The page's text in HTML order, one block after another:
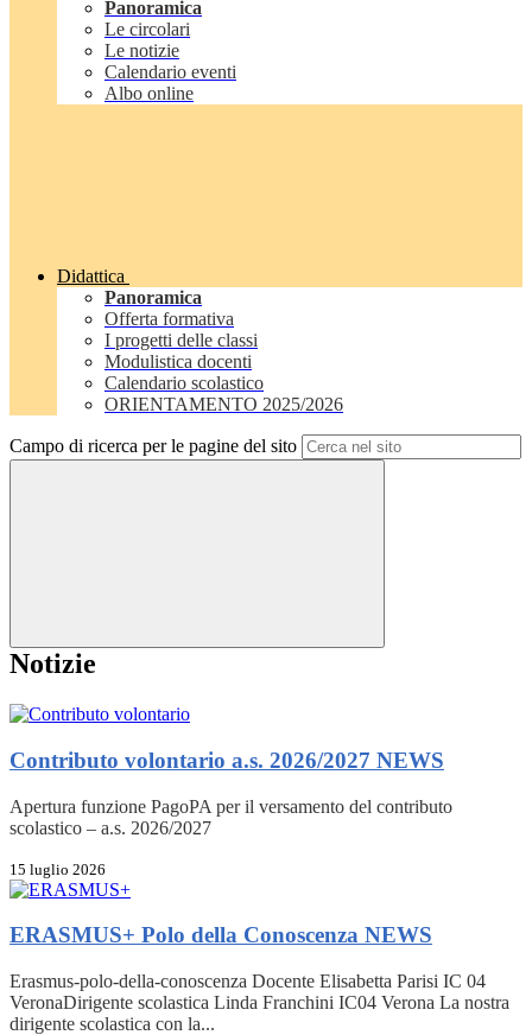
Panoramica
Le circolari
Le notizie
Calendario eventi
Albo online
Didattica
Panoramica
Offerta formativa
I progetti delle classi
Modulistica docenti
Calendario scolastico
ORIENTAMENTO 2025/2026
Campo di ricerca per le pagine del sito
Notizie
Contributo volontario a.s. 2026/2027 NEWS
Apertura funzione PagoPA per il versamento del contributo
scolastico – a.s. 2026/2027
15 luglio 2026
ERASMUS+ Polo della Conoscenza NEWS
Erasmus-polo-della-conoscenza Docente Elisabetta Parisi IC 04
VeronaDirigente scolastica Linda Franchini IC04 Verona La nostra
dirigente scolastica con la...